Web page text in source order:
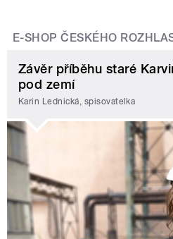
E-SHOP ČESKÉHO
Závěr příběhu staré
pod zemí
Karin Lednická, spisovatelka